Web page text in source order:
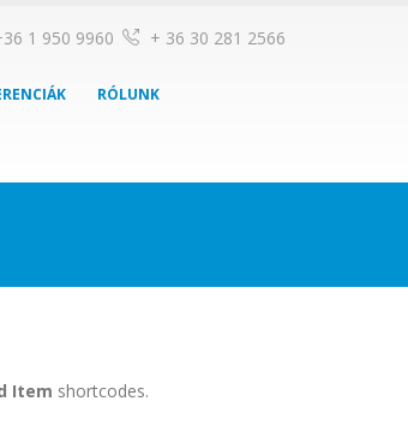
1 950 9960 + 36 30 281 2566
RÓLUNK
Item shortcodes.